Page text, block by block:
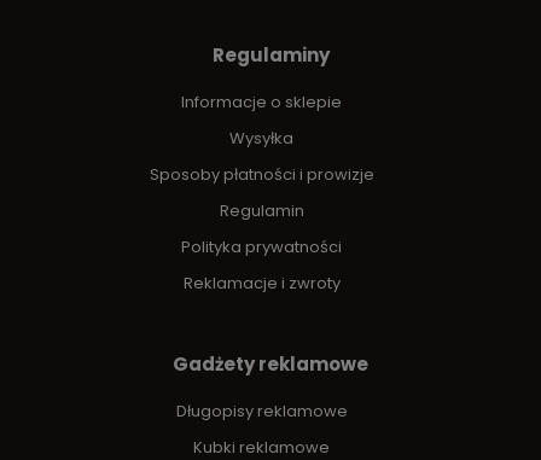
Regulaminy
Informacje o sklepie
Wysyłka
Sposoby płatności i prowizje
Regulamin
Polityka prywatności
Reklamacje i zwroty
Gadżety reklamowe
Długopisy reklamowe
Kubki reklamowe